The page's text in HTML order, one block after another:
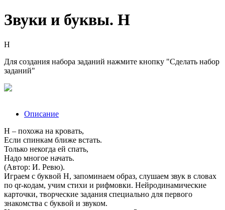
Звуки и буквы. Н
Н
Для создания набора заданий нажмите кнопку "Сделать набор
заданий"
Описание
Н – похожа на кровать,
Если спинкам ближе встать.
Только некогда ей спать,
Надо многое начать.
(Автор: И. Ревю).
Играем с буквой Н, запоминаем образ, слушаем звук в словах
по qr-кодам, учим стихи и рифмовки. Нейродинамические
карточки, творческие задания специально для первого
знакомства с буквой и звуком.